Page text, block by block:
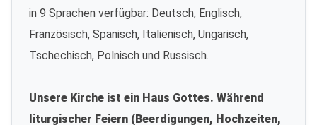
in 9 Sprachen verfügbar: Deutsch, Englisch,
Französisch, Spanisch, Italienisch, Ungarisch,
Tschechisch, Polnisch und Russisch.
Unsere Kirche ist ein Haus Gottes. Während
liturgischer Feiern (Beerdigungen, Hochzeiten,